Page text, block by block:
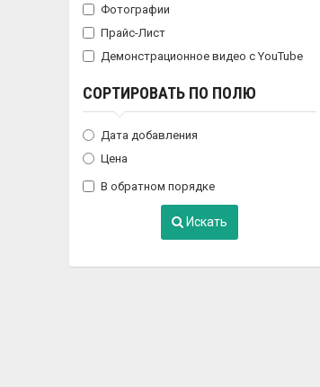
Фотографии
Прайс-Лист
Демонстрационное видео с YouTube
СОРТИРОВАТЬ ПО ПОЛЮ
Дата добавления
Цена
В обратном порядке
Искать